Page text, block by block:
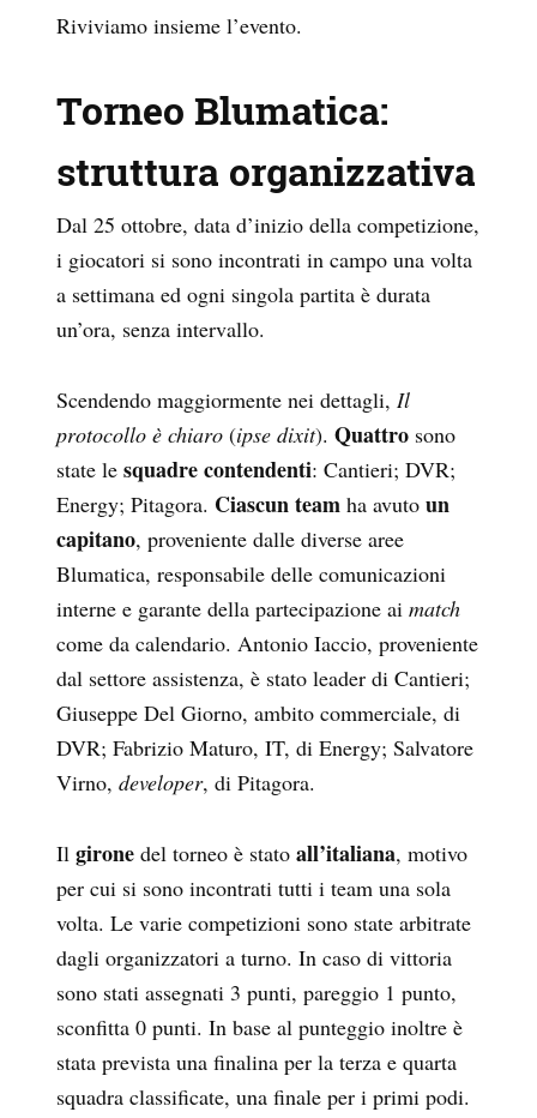
Riviviamo insieme l’evento.
Torneo Blumatica:
struttura organizzativa
Dal 25 ottobre, data d’inizio della competizione,
i giocatori si sono incontrati in campo una volta
a settimana ed ogni singola partita è durata
un’ora, senza intervallo.
Scendendo maggiormente nei dettagli, Il
protocollo è chiaro (ipse dixit). Quattro sono
state le squadre contendenti: Cantieri; DVR;
Energy; Pitagora. Ciascun team ha avuto un
capitano, proveniente dalle diverse aree
Blumatica, responsabile delle comunicazioni
interne e garante della partecipazione ai match
come da calendario. Antonio Iaccio, proveniente
dal settore assistenza, è stato leader di Cantieri;
Giuseppe Del Giorno, ambito commerciale, di
DVR; Fabrizio Maturo, IT, di Energy; Salvatore
Virno, developer, di Pitagora.
Il girone del torneo è stato all’italiana, motivo
per cui si sono incontrati tutti i team una sola
volta. Le varie competizioni sono state arbitrate
dagli organizzatori a turno. In caso di vittoria
sono stati assegnati 3 punti, pareggio 1 punto,
sconfitta 0 punti. In base al punteggio inoltre è
stata prevista una finalina per la terza e quarta
squadra classificate, una finale per i primi podi.